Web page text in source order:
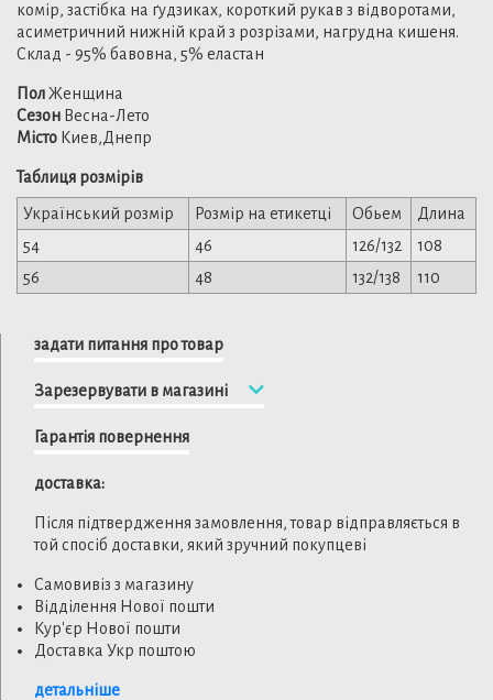
комір, застібка на ґудзиках, короткий рукав з відворотами,
асиметричний нижній край з розрізами, нагрудна кишеня.
Склад - 95% бавовна, 5% еластан
ПолЖенщина
Сезон Весна-Лето
Місто Киев,Днепр
Таблиця розмірів
Український розмір Розмір на етикетці Обьем
Длина
54
46 126/132
108
56
48 132/138 110
задати питання про товар
Зарезервувати в магазині
Гарантія повернення
доставка:
Після підтвердження замовлення, товар відправляється в
той спосіб доставки, який зручний покупцеві
Самовивіз з магазину
Відділення Нової пошти
Кур'єр Нової пошти
Доставка Укр поштою
детальніше